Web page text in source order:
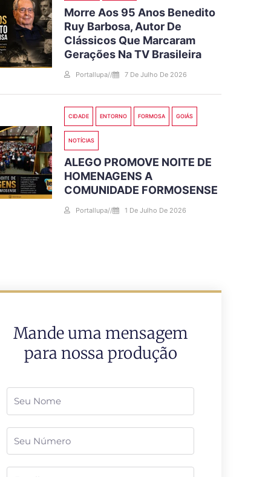
Morre Aos 95 Anos Benedito
Ruy Barbosa, Autor De
Clássicos Que Marcaram
Gerações Na TV Brasileira
Portallupa// 7 De Julho De 2026
CIDADE ENTORNO FORMOSA GOIÁS
NOTÍCIAS
ALEGO PROMOVE NOITE DE
HOMENAGENS A
COMUNIDADE FORMOSENSE
Portallupa// 1 De Julho De 2026
Mande uma mensagem
para nossa produção